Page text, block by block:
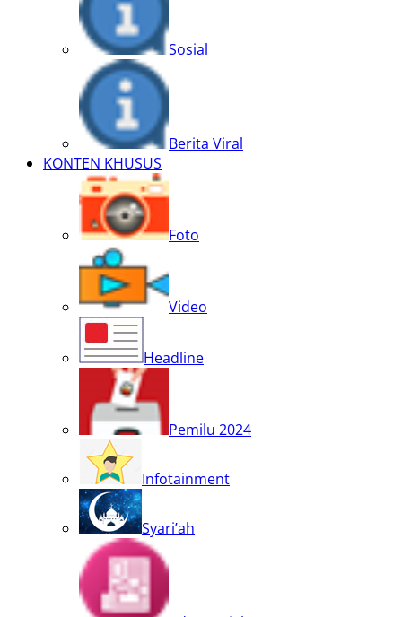
Sosial
Berita Viral
KONTEN KHUSUS
Foto
Video
Headline
Pemilu 2024
Infotainment
Syari’ah